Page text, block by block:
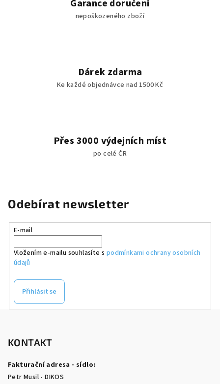
Garance doručení
nepoškozeného zboží
Dárek zdarma
Ke každé objednávce nad 1500 Kč
Přes 3000 výdejních míst
po celé ČR
Odebírat newsletter
E-mail
Vložením e-mailu souhlasíte s podmínkami ochrany osobních
údajů
Přihlásit se
KONTAKT
Fakturační adresa - sídlo:
Petr Musil - DIKOS